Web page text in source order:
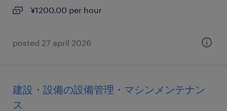
¥1200.00 per hour
posted 27 april 2026
建設・設備の設備管理・マシンメンテナン
ス